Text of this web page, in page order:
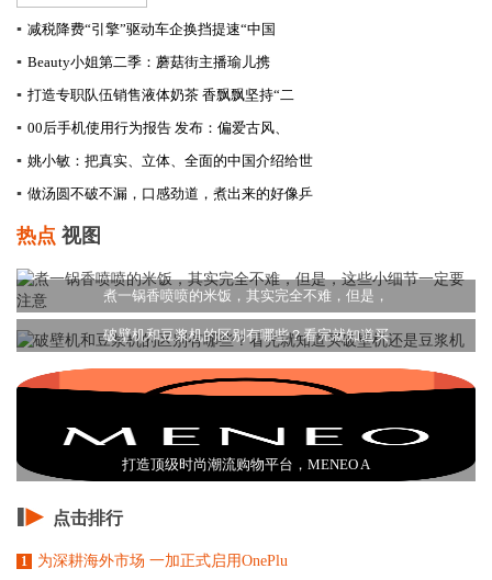
▪ 减税降费“引擎”驱动车企换挡提速​“中国
▪ Beauty小姐第二季：蘑菇街主播瑜儿携
▪ 打造专职队伍销售液体奶茶 香飘飘坚持“二
▪ 00后手机使用行为报告 发布：偏爱古风、
▪ 姚小敏：把真实、立体、全面的中国介绍给世
▪ 做汤圆不破不漏，口感劲道，煮出来的好像乒
热点 视图
煮一锅香喷喷的米饭，其实完全不难，但是，
破壁机和豆浆机的区别有哪些？看完就知道买
打造顶级时尚潮流购物平台，MENEO A
点击排行
1 为深耕海外市场 一加正式启用OnePlu